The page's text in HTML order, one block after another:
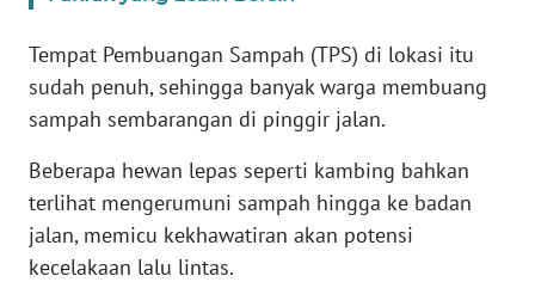
Tempat Pembuangan Sampah (TPS) di lokasi itu
sudah penuh, sehingga banyak warga membuang
sampah sembarangan di pinggir jalan.
Beberapa hewan lepas seperti kambing bahkan
terlihat mengerumuni sampah hingga ke badan
jalan, memicu kekhawatiran akan potensi
kecelakaan lalu lintas.
JAKARTA
WN
JABAR
BANTEN